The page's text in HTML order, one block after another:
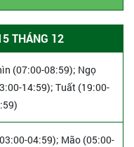
THÁNG 12
(07:00-08:59); Ngọ
14:59); Tuất (19:00-
04:59); Mão (05:00-